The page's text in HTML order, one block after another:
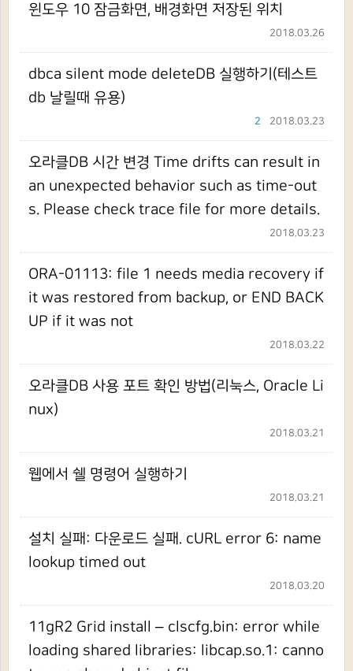
윈도우 10 잠금화면, 배경화면 저장된 위치
2018.03.26
dbca silent mode deleteDB 실행하기(테스트
db 날릴때 유용)
2018.03.23
2
오라클DB 시간 변경 Time drifts can result in
an unexpected behavior such as time-out
s. Please check trace file for more details.
2018.03.23
ORA-01113: file 1 needs media recovery if
it was restored from backup, or END BACK
UP if it was not
2018.03.22
오라클DB 사용 포트 확인 방법(리눅스, Oracle Li
nux)
2018.03.21
웹에서 쉘 명령어 실행하기
2018.03.21
설치 실패: 다운로드 실패. cURL error 6: name
lookup timed out
2018.03.20
11gR2 Grid install – clscfg.bin: error while
loading shared libraries: libcap.so.1: canno